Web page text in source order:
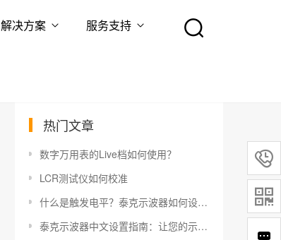
解决方案 服务支持
热门文章
数字万用表的Live档如何使用？
LCR测试仪如何校准
什么是触发电平？泰克示波器如何设置触发电平？
泰克示波器中文设置指南：让您的示波器更易于使用

